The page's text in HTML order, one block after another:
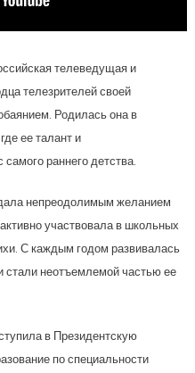
телеведущая и
телезрителей своей
Родилась она в
ее талант и
раннего детства.
непреодолимым желанием
участвовала в школьных
С каждым годом развивалась
стали неотъемлемой частью ее
в Президентскую
по специальности